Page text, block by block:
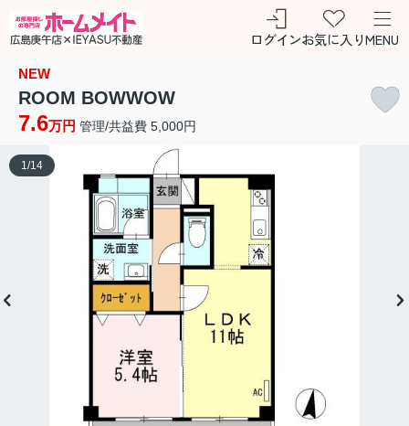
ログインお気に入りMENU
NEW
ROOM BOWWOW
7.6万円 管理/共益費 5,000円
1 /14